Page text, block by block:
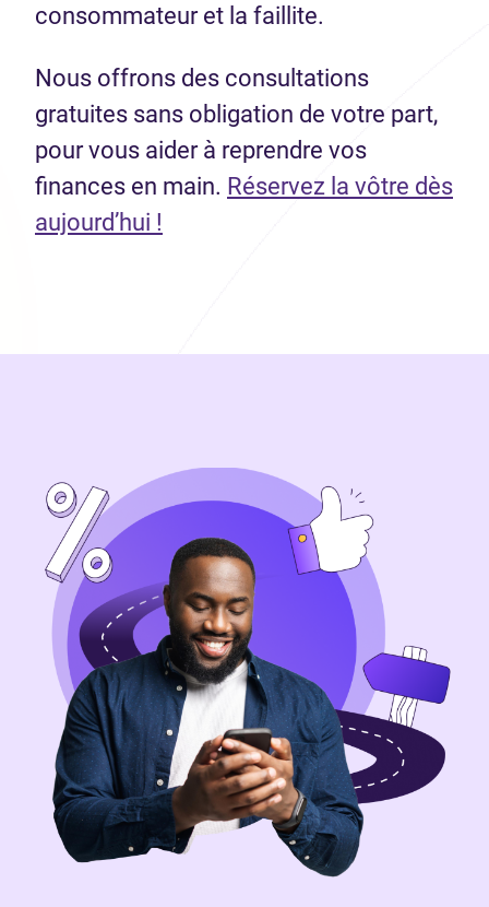
consommateur et la faillite.
Nous offrons des consultations
gratuites sans obligation de votre part,
pour vous aider à reprendre vos
finances en main. Réservez la vôtre dès
aujourd’hui !